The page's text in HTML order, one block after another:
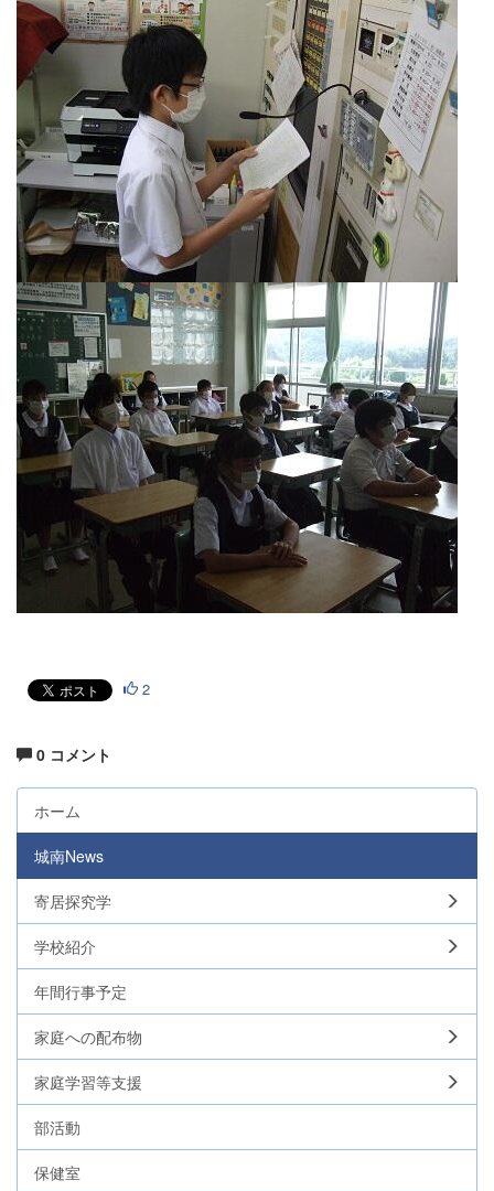
2
0 コメント
ホーム
城南News
寄居探究学
学校紹介
年間行事予定
家庭への配布物
家庭学習等支援
部活動
保健室